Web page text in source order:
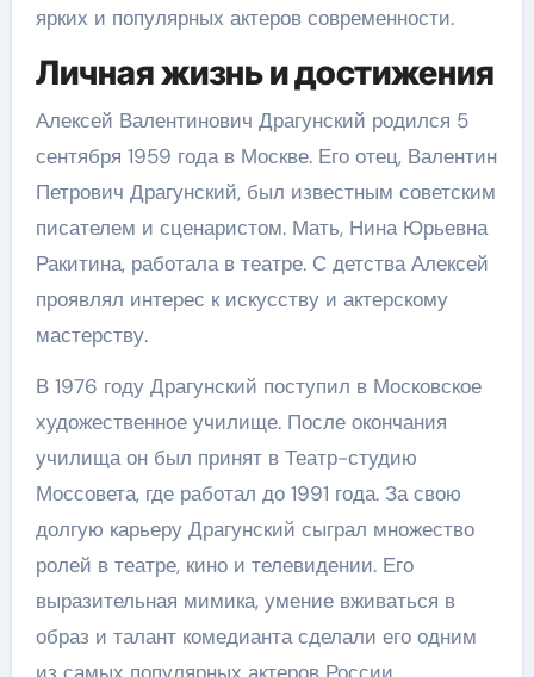
ярких и популярных актеров современности.
Личная жизнь и достижения
Алексей Валентинович Драгунский родился 5
сентября 1959 года в Москве. Его отец, Валентин
Петрович Драгунский, был известным советским
писателем и сценаристом. Мать, Нина Юрьевна
Ракитина, работала в театре. С детства Алексей
проявлял интерес к искусству и актерскому
мастерству.
В 1976 году Драгунский поступил в Московское
художественное училище. После окончания
училища он был принят в Театр-студию
Моссовета, где работал до 1991 года. За свою
долгую карьеру Драгунский сыграл множество
ролей в театре, кино и телевидении. Его
выразительная мимика, умение вживаться в
образ и талант комедианта сделали его одним
из самых популярных актеров России.